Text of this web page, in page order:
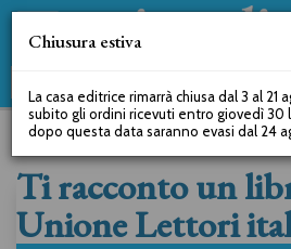
Ti racconto un
Unione Lettori
Chiusura estiva
La casa editrice rimarrà chiusa dal 3 al 21
subito gli ordini ricevuti entro giovedì 30
dopo questa data saranno evasi dal 24